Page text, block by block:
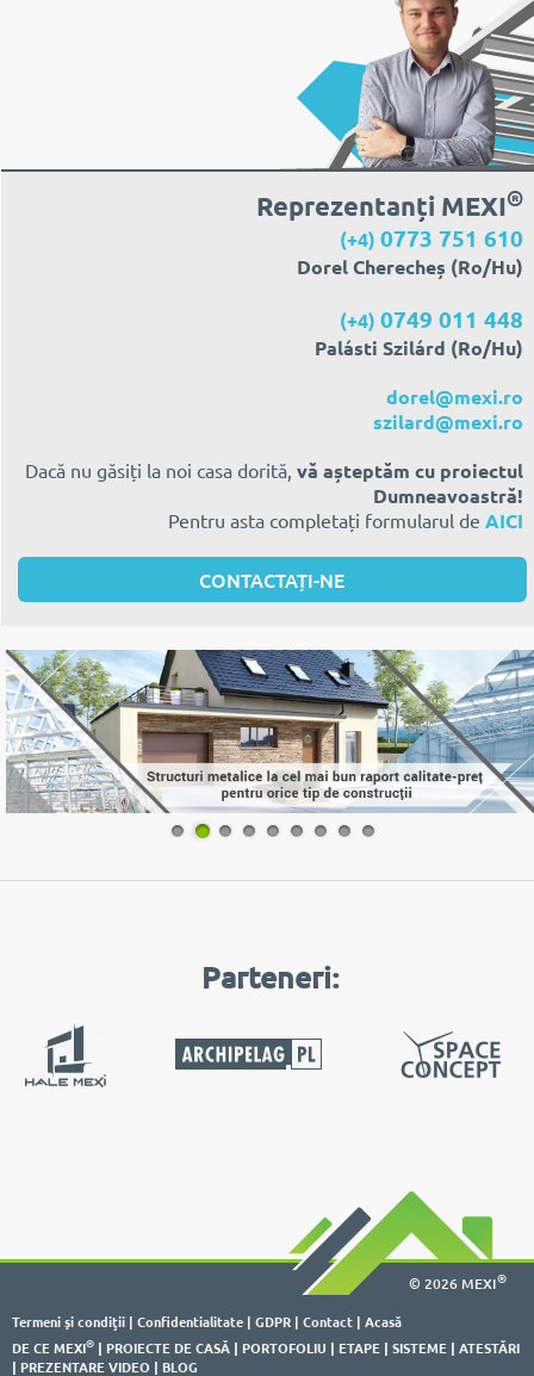
Reprezentanți MEXI®
(+4) 0773 751 610
Dorel Cherecheș (Ro/Hu)
(+4) 0749 011 448
Palásti Szilárd (Ro/Hu)
dorel@mexi.ro
szilard@mexi.ro
Dacă nu găsiți la noi casa dorită, vă așteptăm cu proiectul
Dumneavoastră!
Pentru asta completați formularul de AICI
CONTACTAȚI-NE
1 2 3 4 5 6 7 8 9
Parteneri:
© 2026 MEXI®
Termeni şi condiţii | Confidentialitate | GDPR | Contact | Acasă
DE CE MEXI® | PROIECTE DE CASĂ | PORTOFOLIU | ETAPE | SISTEME | ATESTĂRI